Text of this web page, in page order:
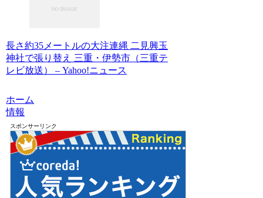
長さ約35メートルの大注連縄 二見興玉
神社で張り替え 三重・伊勢市（三重テ
レビ放送） – Yahoo!ニュース
ホーム
情報
スポンサーリンク